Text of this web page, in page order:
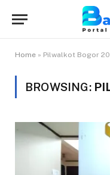
Home » Pilwalkot Bogor
BROWSING: